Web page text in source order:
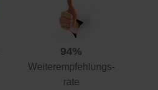
94%
Weiterempfehlungs-
rate